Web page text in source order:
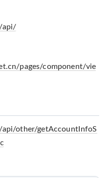
api/
pages/component/vie
other/getAccountInfoS